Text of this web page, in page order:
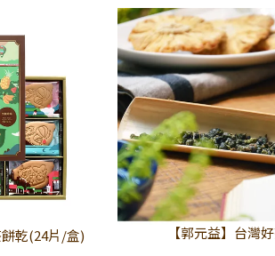
餅乾(24片/盒)
【郭元益】台灣